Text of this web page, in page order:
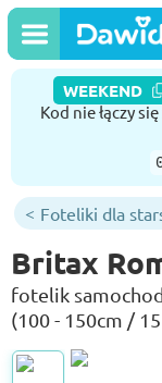
WEEKEND
Kod nie łączy
Foteliki dla
Britax
fotelik
(100 - 150cm /